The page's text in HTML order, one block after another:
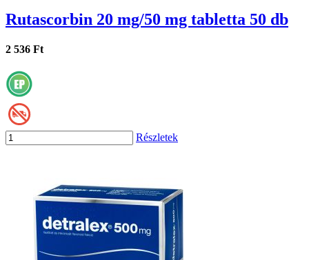
Rutascorbin 20 mg/50 mg tabletta 50 db
2 536 Ft
Részletek